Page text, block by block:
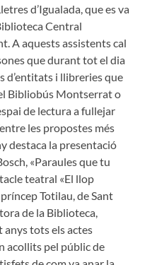
d’Igualada, que es va
Central
A aquests assistents cal
que durant tot el dia
d’entitats i llibreries que
Bibliobús Montserrat o
de lectura a fullejar
les propostes més
destaca la presentació
«Paraules que tu
teatral «El llop
Totilau, de Sant
de la Biblioteca,
anys tots els actes
acollits pel públic de